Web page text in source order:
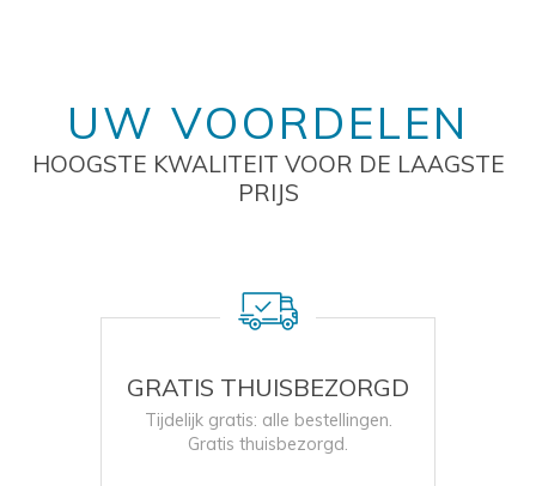
UW VOORDELEN
HOOGSTE KWALITEIT VOOR DE LAAGSTE
PRIJS
GRATIS THUISBEZORGD
Tijdelijk gratis: alle bestellingen.
Gratis thuisbezorgd.